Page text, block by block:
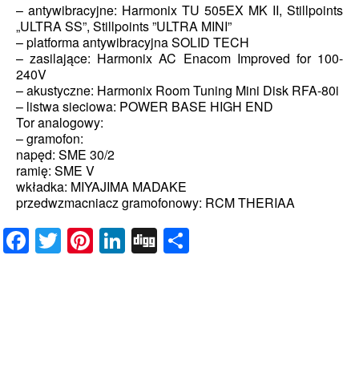
– antywibracyjne: Harmonix TU 505EX MK II, Stillpoints
„ULTRA SS”, Stillpoints ”ULTRA MINI”
– platforma antywibracyjna SOLID TECH
– zasilające: Harmonix AC Enacom Improved for 100-
240V
– akustyczne: Harmonix Room Tuning Mini Disk RFA-80i
– listwa sieciowa: POWER BASE HIGH END
Tor analogowy:
– gramofon:
napęd: SME 30/2
ramię: SME V
wkładka: MIYAJIMA MADAKE
przedwzmacniacz gramofonowy: RCM THERIAA
Facebook
Twitter
Pinterest
LinkedIn
Digg